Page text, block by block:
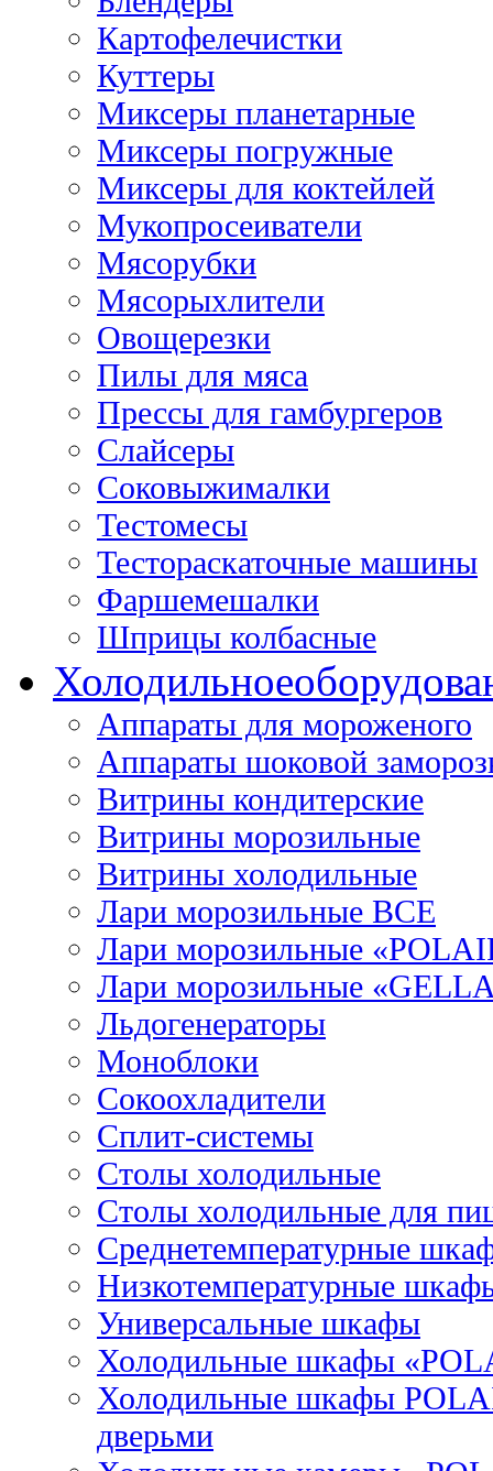
Картофелечистки
Куттеры
Миксеры планетарные
Миксеры погружные
Миксеры для коктейлей
Мукопросеиватели
Мясорубки
Мясорыхлители
Овощерезки
Пилы для мяса
Прессы для гамбургеров
Слайсеры
Соковыжималки
Тестомесы
Тестораскаточные машины
Фаршемешалки
Шприцы колбасные
Холодильное
Аппараты для мороженого
Аппараты шоковой
Витрины кондитерские
Витрины морозильные
Витрины холодильные
Лари морозильные ВСЕ
Лари морозильные
Лари морозильные
Льдогенераторы
Моноблоки
Сокоохладители
Сплит-системы
Столы холодильные
Столы холодильные для
Среднетемпературные
Низкотемпературные
Универсальные шкафы
Холодильные шкафы
Холодильные шкафы
дверьми